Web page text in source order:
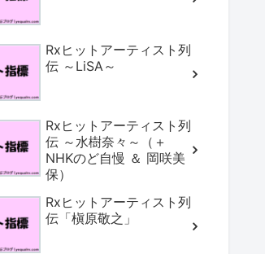
Rxヒットアーティスト列
伝 ～LiSA～
Rxヒットアーティスト列
伝 ～水樹奈々～（＋
NHKのど自慢 ＆ 岡咲美
保）
Rxヒットアーティスト列
伝「槇原敬之」